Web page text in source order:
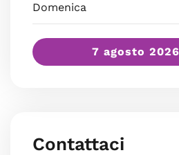
Domenica
7 agosto
Contattaci